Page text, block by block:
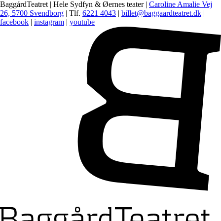
BaggårdTeatret | Hele Sydfyn & Øernes teater | Caroline Amalie Vej
26, 5700 Svendborg | Tlf. 6221 4043 | billet@baggaardteatret.dk |
facebook | instagram | youtube